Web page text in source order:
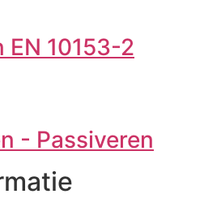
EN 10153-2
- Passiveren